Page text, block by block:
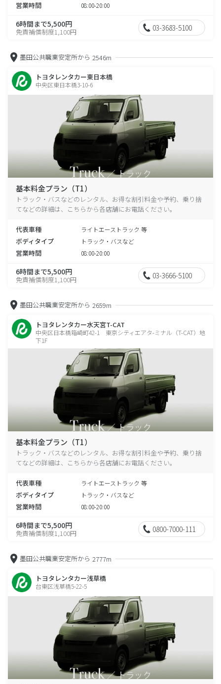
営業時間 08:00-20:00
6時間まで5,500円
免責補償制度1,100円 03-3683-5100
墨田公共職業安定所から 2546m
トヨタレンタカー東日本橋
中央区東日本橋3-10-6
基本料金プラン（T1）
トラック・バスなどのレンタル、お得な割引料金や予約、乗り捨
てなどの詳細は、こちらから各店舗にお電話ください。
代表車種 ライトエーストラック 等
ボディタイプ トラック・バスなど
営業時間 08:00-20:00
6時間まで5,500円
免責補償制度1,100円 03-3666-5100
墨田公共職業安定所から 2659m
トヨタレンタカー水天宮T-CAT
中央区日本橋箱崎町42-1 東京シティエアタ-ミナル（T-CAT）地
下1F
基本料金プラン（T1）
トラック・バスなどのレンタル、お得な割引料金や予約、乗り捨
てなどの詳細は、こちらから各店舗にお電話ください。
代表車種 ライトエーストラック 等
ボディタイプ トラック・バスなど
営業時間 08:00-20:00
6時間まで5,500円
免責補償制度1,100円 0800-7000-111
墨田公共職業安定所から 2777m
トヨタレンタカー浅草橋
台東区浅草橋5-22-5